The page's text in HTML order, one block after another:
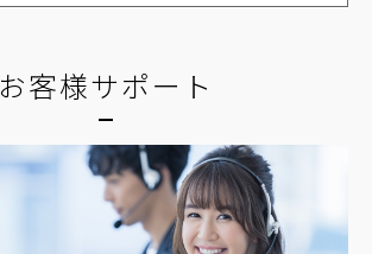
お客様サポート